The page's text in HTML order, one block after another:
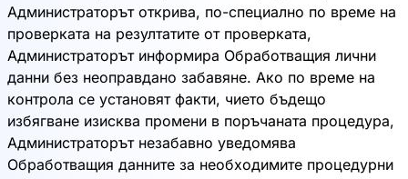
Администраторът открива, по-специално по време на
проверката на резултатите от проверката,
Администраторът информира Обработващия лични
данни без неоправдано забавяне. Ако по време на
контрола се установят факти, чието бъдещо
избягване изисква промени в поръчаната процедура,
Администраторът незабавно уведомява
Обработващия данните за необходимите процедурни